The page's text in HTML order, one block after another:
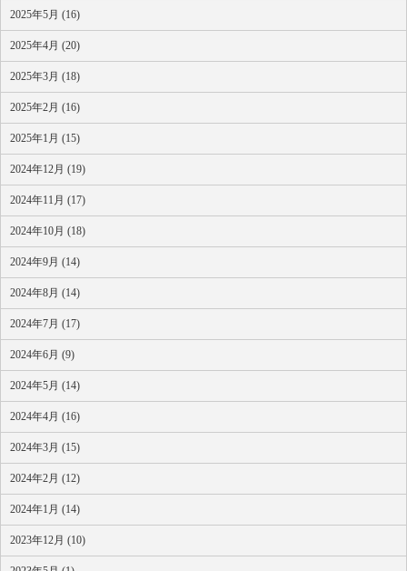
2025年5月 (16)
2025年4月 (20)
2025年3月 (18)
2025年2月 (16)
2025年1月 (15)
2024年12月 (19)
2024年11月 (17)
2024年10月 (18)
2024年9月 (14)
2024年8月 (14)
2024年7月 (17)
2024年6月 (9)
2024年5月 (14)
2024年4月 (16)
2024年3月 (15)
2024年2月 (12)
2024年1月 (14)
2023年12月 (10)